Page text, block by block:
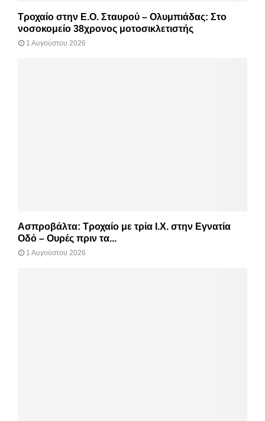
Τροχαίο στην Ε.Ο. Σταυρού – Ολυμπιάδας: Στο
νοσοκομείο 38χρονος μοτοσικλετιστής
1 Αυγούστου 2026
Ασπροβάλτα: Τροχαίο με τρία Ι.Χ. στην Εγνατία
Οδό – Ουρές πριν τα...
1 Αυγούστου 2026